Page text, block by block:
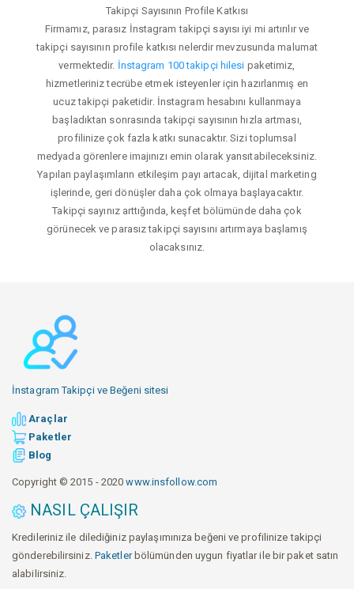
Takipçi Sayısının Profile Katkısı
Firmamız, parasız İnstagram takipçi sayısı iyi mi artırılır ve
takipçi sayısının profile katkısı nelerdir mevzusunda malumat
vermektedir. İnstagram 100 takipçi hilesi paketimiz,
hizmetleriniz tecrübe etmek isteyenler için hazırlanmış en
ucuz takipçi paketidir. İnstagram hesabını kullanmaya
başladıktan sonrasında takipçi sayısının hızla artması,
profilinize çok fazla katkı sunacaktır. Sizi toplumsal
medyada görenlere imajınızı emin olarak yansıtabileceksiniz.
Yapılan paylaşımların etkileşim payı artacak, dijital marketing
işlerinde, geri dönüşler daha çok olmaya başlayacaktır.
Takipçi sayınız arttığında, keşfet bölümünde daha çok
görünecek ve parasız takipçi sayısını artırmaya başlamış
olacaksınız.
İnstagram Takipçi ve Beğeni sitesi
Araçlar
Paketler
Blog
Copyright © 2015 - 2020www.insfollow.com
NASIL ÇALIŞIR
Kredileriniz ile dilediğiniz paylaşımınıza beğeni ve profilinize takipçi
gönderebilirsiniz. Paketlerbölümünden uygun fiyatlar ile bir paket satın
alabilirsiniz.